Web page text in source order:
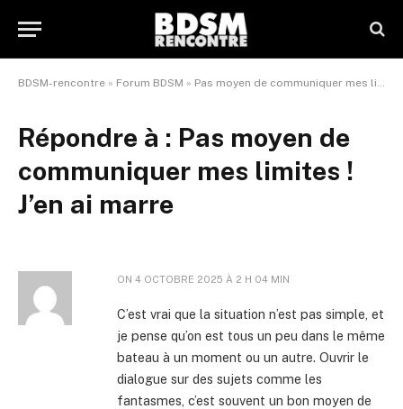
BDSM-rencontre » Forum BDSM » Pas moyen de communiquer mes limites ! J’en ai marre
Répondre à : Pas moyen de
communiquer mes limites !
J’en ai marre
ON 4 OCTOBRE 2025 À 2 H 04 MIN
C’est vrai que la situation n’est pas simple, et
je pense qu’on est tous un peu dans le même
bateau à un moment ou un autre. Ouvrir le
dialogue sur des sujets comme les
fantasmes, c’est souvent un bon moyen de